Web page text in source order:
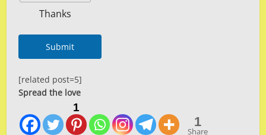
Thanks
Submit
[related post=5]
Spread the love
1
1
Share